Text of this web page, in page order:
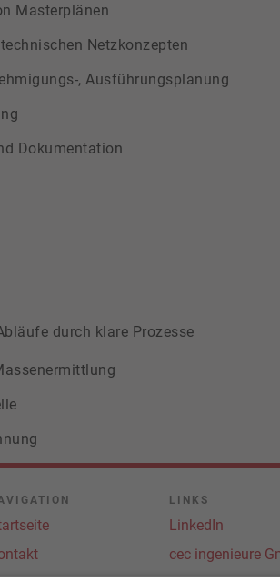
Masterplänen
Netzkonzepten
, Ausführungsplanung
Dokumentation
durch klare Prozesse
LINKS
LinkedIn
cec ingenieure